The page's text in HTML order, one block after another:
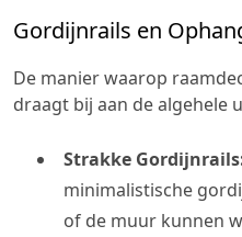
Gordijnrails en
De manier waarop
draagt bij aan de algehele
Strakke
minimalistische
of de muur kunnen